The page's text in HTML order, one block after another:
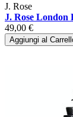
J. Rose
J. Rose London
49,00 €
Aggiungi al